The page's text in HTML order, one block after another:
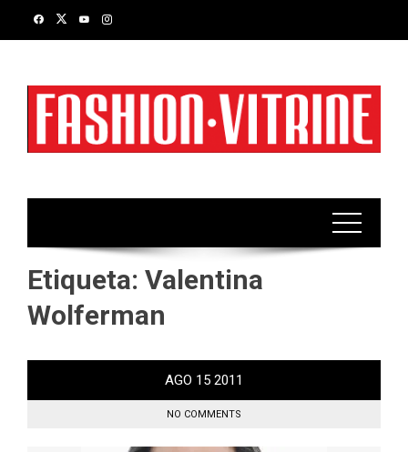
Etiqueta: Valentina
Wolferman
AGO 15 2011
NO COMMENTS